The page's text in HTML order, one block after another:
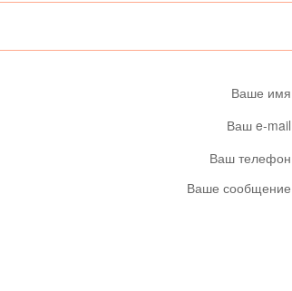
Ваше имя
Ваш e-mail
Ваш телефон
Ваше сообщение